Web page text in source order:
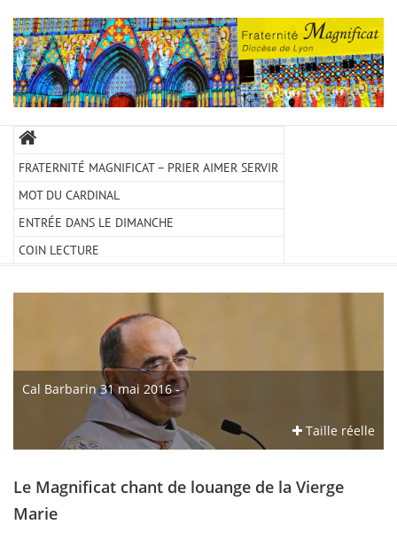
FRATERNITÉ MAGNIFICAT – PRIER AIMER SERVIR
MOT DU CARDINAL
ENTRÉE DANS LE DIMANCHE
COIN LECTURE
Cal Barbarin 31 mai 2016 -
Taille réelle
Le Magnificat chant de louange de la Vierge
Marie